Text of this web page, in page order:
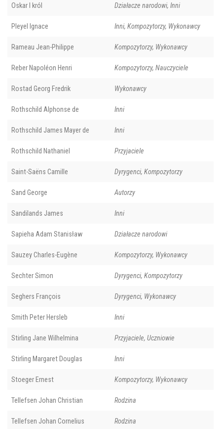
Oskar I król Działacze narodowi, Inni
Pleyel Ignace Inni, Kompozytorzy, Wykonawcy
Rameau Jean-Philippe Kompozytorzy, Wykonawcy
Reber Napoléon Henri Kompozytorzy, Nauczyciele
Rostad Georg Fredrik Wykonawcy
Rothschild Alphonse de Inni
Rothschild James Mayer de Inni
Rothschild Nathaniel Przyjaciele
Saint-Saëns Camille Dyrygenci, Kompozytorzy
Sand George Autorzy
Sandilands James Inni
Sapieha Adam Stanisław Działacze narodowi
Sauzey Charles-Eugène Kompozytorzy, Wykonawcy
Sechter Simon Dyrygenci, Kompozytorzy
Seghers François Dyrygenci, Wykonawcy
Smith Peter Hersleb Inni
Stirling Jane Wilhelmina Przyjaciele, Uczniowie
Stirling Margaret Douglas Inni
Stoeger Ernest Kompozytorzy, Wykonawcy
Tellefsen Johan Christian Rodzina
Tellefsen Johan Cornelius Rodzina